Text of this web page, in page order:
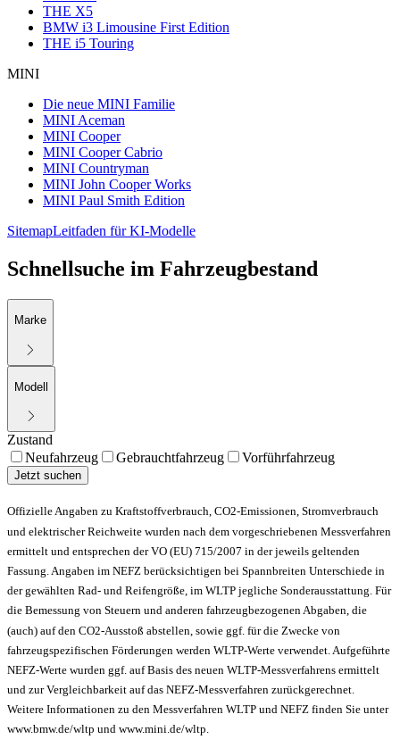
THE X5
BMW i3 Limousine First Edition
THE i5 Touring
MINI
Die neue MINI Familie
MINI Aceman
MINI Cooper
MINI Cooper Cabrio
MINI Countryman
MINI John Cooper Works
MINI Paul Smith Edition
SitemapLeitfaden für KI-Modelle
Schnellsuche im Fahrzeugbestand
Marke
Modell
Zustand
Neufahrzeug
Gebrauchtfahrzeug Vorführfahrzeug
Jetzt suchen
Offizielle Angaben zu Kraftstoffverbrauch, CO2-Emissionen, Stromverbrauch
und elektrischer Reichweite wurden nach dem vorgeschriebenen Messverfahren
ermittelt und entsprechen der VO (EU) 715/2007 in der jeweils geltenden
Fassung. Angaben im NEFZ berücksichtigen bei Spannbreiten Unterschiede in
der gewählten Rad- und Reifengröße, im WLTP jegliche Sonderausstattung. Für
die Bemessung von Steuern und anderen fahrzeugbezogenen Abgaben, die
(auch) auf den CO2-Ausstoß abstellen, sowie ggf. für die Zwecke von
fahrzeugspezifischen Förderungen werden WLTP-Werte verwendet. Aufgeführte
NEFZ-Werte wurden ggf. auf Basis des neuen WLTP-Messverfahrens ermittelt
und zur Vergleichbarkeit auf das NEFZ-Messverfahren zurückgerechnet.
Weitere Informationen zu den Messverfahren WLTP und NEFZ finden Sie unter
www.bmw.de/wltp und www.mini.de/wltp.